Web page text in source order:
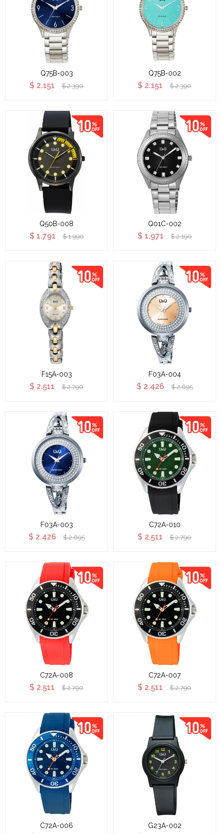
Q75B-003
$ 2.151 $ 2.390
Q75B-002
$ 2.151 $ 2.390
Q50B-008
$ 1.791 $ 1.990
Q01C-002
$ 1.971 $ 2.190
F15A-003
$ 2.511 $ 2.790
F03A-004
$ 2.426 $ 2.695
F03A-003
$ 2.426 $ 2.695
C72A-010
$ 2.511 $ 2.790
C72A-008
$ 2.511 $ 2.790
C72A-007
$ 2.511 $ 2.790
C72A-006 G23A-002